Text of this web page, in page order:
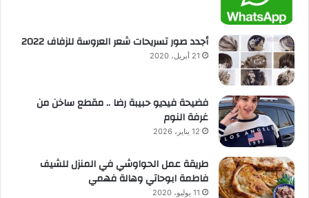
أجدد صور تسريحات شعر العروسة للزفاف 2022
21 أبريل، 2020
فضيحة فيديو حبيبة رضا .. مقطع ساخن من
غرفة النوم
12 يناير، 2026
طريقة عمل الحواوشي في المنزل للشيف
فاطمة ابوحاتي وهالة فهمي
11 يوليو، 2020